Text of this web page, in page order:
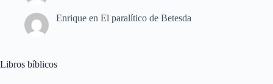
Enrique en El paralítico de Betesda
Libros bíblicos